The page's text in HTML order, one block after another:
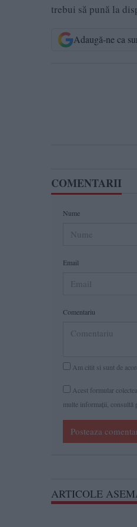
trebui să pună la
Adaugă-ne ca
COMENTARII
Nume
Email
Comentariu
Am citit si sunt de
Acest formular
multe informaţii, consultă
Posteaza
ARTICOLE